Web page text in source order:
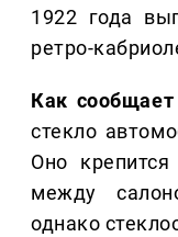
1922 года
ретро-
Как
стекло
Оно
между
однако